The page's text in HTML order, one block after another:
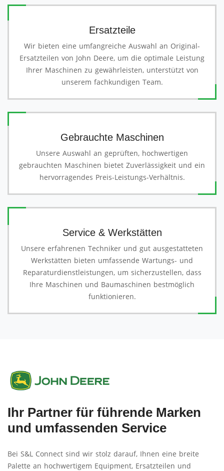
Ersatzteile
Wir bieten eine umfangreiche Auswahl an Original-
Ersatzteilen von John Deere, um die optimale Leistung
Ihrer Maschinen zu gewährleisten, unterstützt von
unserem fachkundigen Team.
Gebrauchte Maschinen
Unsere Auswahl an geprüften, hochwertigen
gebrauchten Maschinen bietet Zuverlässigkeit und ein
hervorragendes Preis-Leistungs-Verhältnis.
Service & Werkstätten
Unsere erfahrenen Techniker und gut ausgestatteten
Werkstätten bieten umfassende Wartungs- und
Reparaturdienstleistungen, um sicherzustellen, dass
Ihre Maschinen und Baumaschinen bestmöglich
funktionieren.
Ihr Partner für führende Marken
und umfassenden Service
Bei S&L Connect sind wir stolz darauf, Ihnen eine breite
Palette an hochwertigem Equipment, Ersatzteilen und